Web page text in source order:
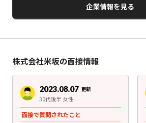
企業情報を見る
株式会社米坂の面接情報
2023.08.07 更新
30代後半 女性
面接で質問されたこと